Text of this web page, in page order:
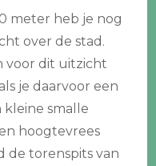
meter heb je nog
over de stad.
voor dit uitzicht
je daarvoor een
smalle
hoogtevrees
de torenspits van